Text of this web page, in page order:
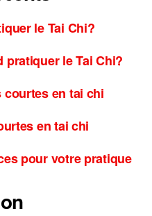
le Tai Chi?
pratiquer le Tai Chi?
courtes en tai chi
en tai chi
pour votre pratique